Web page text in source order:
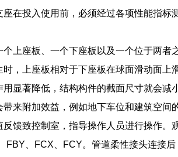
在投入使用前，必须经过各项性能指
个上座板、一个下座板以及一个位于两
，上座板相对于下座板在球面滑动面上
显著降低，结构构件的截面尺寸就会
来附加效益，例如地下车位和建筑空间
馈致控制室，指导操作人员进行操作
FBY、FCX、FCY。管道柔性接头连接